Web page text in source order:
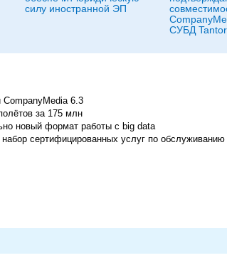
силу иностранной ЭП
СУБД
6.3
за 175 млн
новый формат работы с big data
сертифицированных услуг по обслуживанию